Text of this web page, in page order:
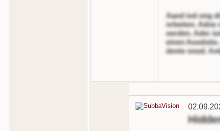
Aaod iod ong
nrbeiten. Adne
oerden. Ader
einen
dente nnod.